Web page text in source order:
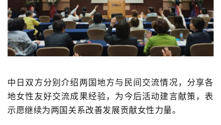
中日双方分别介绍两国地方与民间交流情况，分享各
地女性友好交流成果经验，为今后活动建言献策，表
示愿继续为两国关系改善发展贡献女性力量。